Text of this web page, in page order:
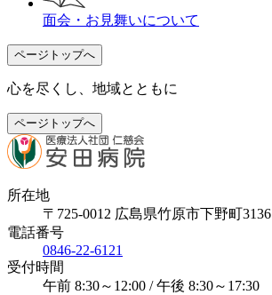
面会・お見舞いについて
ページトップへ
心を尽くし、地域とともに
ページトップへ
所在地
〒725-0012 広島県竹原市下野町3136
電話番号
0846-22-6121
受付時間
午前 8:30～12:00 / 午後 8:30～17:30